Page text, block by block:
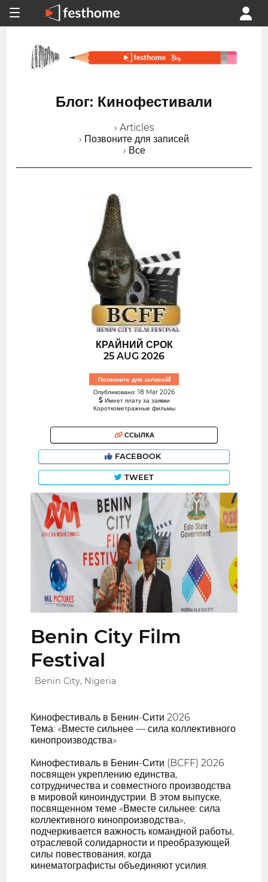
Блог: Кинофестивали
› Articles
› Позвоните для записей
› Все
КРАЙНИЙ СРОК
25 AUG 2026
Позвоните для записей!
Опубликовано: 18 Mar 2026
Имеет плату за заявки
Короткометражные фильмы
ССЫЛКА
FACEBOOK
TWEET
Benin City Film
Festival
Benin City, Nigeria
Кинофестиваль в Бенин-Сити 2026
Тема: «Вместе сильнее — сила коллективного
кинопроизводства»
Кинофестиваль в Бенин-Сити (BCFF) 2026
посвящен укреплению единства,
сотрудничества и совместного производства
в мировой киноиндустрии. В этом выпуске,
посвященном теме «Вместе сильнее: сила
коллективного кинопроизводства»,
подчеркивается важность командной работы,
отраслевой солидарности и преобразующей
силы повествования, когда
кинематографисты объединяют усилия.